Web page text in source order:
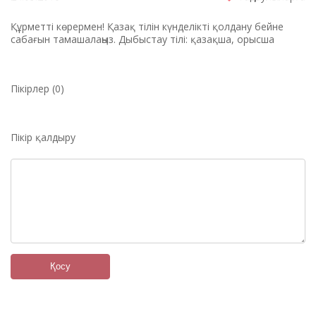
Құрметті көрермен! Қазақ тілін күнделікті қолдану бейне
сабағын тамашалаңыз. Дыбыстау тілі: қазақша, орысша
Пікірлер (0)
Пікір қалдыру
Қосу